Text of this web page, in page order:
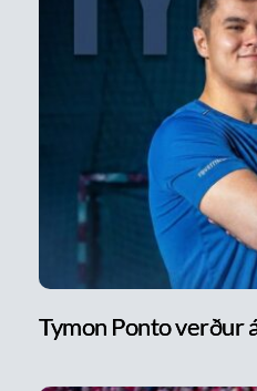
Tymon Ponto verður